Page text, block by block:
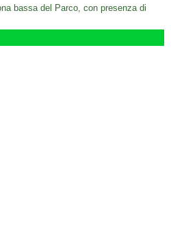
bassa del Parco, con presenza di